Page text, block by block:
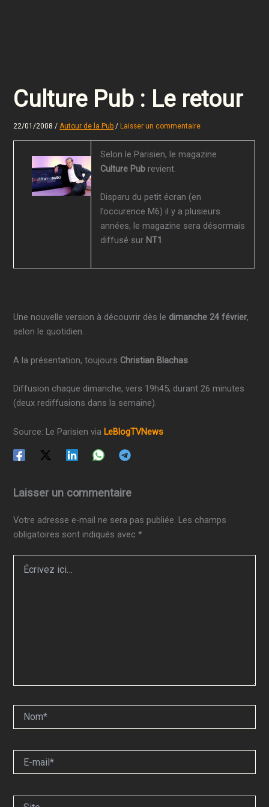
Culture Pub : Le retour
22/01/2008/Autour de la Pub / Laisser un commentaire
Selon le Parisien, le magazine
Culture Pub revient.
Disparu du petit écran (en
l’occurence M6) il y a plusieurs
années, le magazine sera désormais
diffusé sur NT1.
Une nouvelle version à découvrir dès le dimanche 24 février,
selon le quotidien.
A la présentation, toujours Christian Blachas.
Diffusion chaque dimanche, vers 19h45, durant 26 minutes
(deux rediffusions dans la semaine).
Source: Le Parisien via LeBlogTVNews
Laisser un commentaire
Votre adresse e-mail ne sera pas publiée. Les champs
obligatoires sont indiqués avec*
ici…
mail*